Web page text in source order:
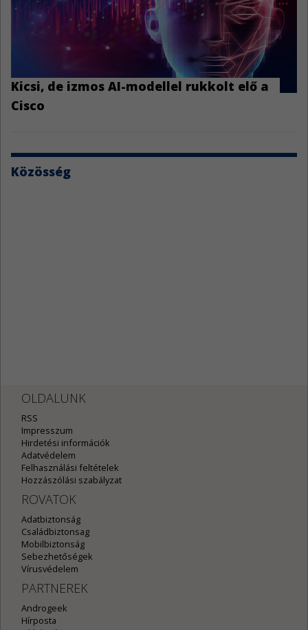
Kicsi, de izmos AI-modellel rukkolt elő a
Cisco
Közösség
OLDALUNK
RSS
Impresszum
Hirdetési információk
Adatvédelem
Felhasználási feltételek
Hozzászólási szabályzat
ROVATOK
Adatbiztonság
Családbiztonsag
Mobilbiztonság
Sebezhetőségek
Vírusvédelem
PARTNEREK
Androgeek
Hírposta